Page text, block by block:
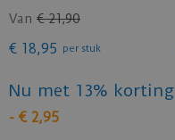
Van € 21,90
€ 18,95 per stuk
Nu met 13% korting
- € 2,95